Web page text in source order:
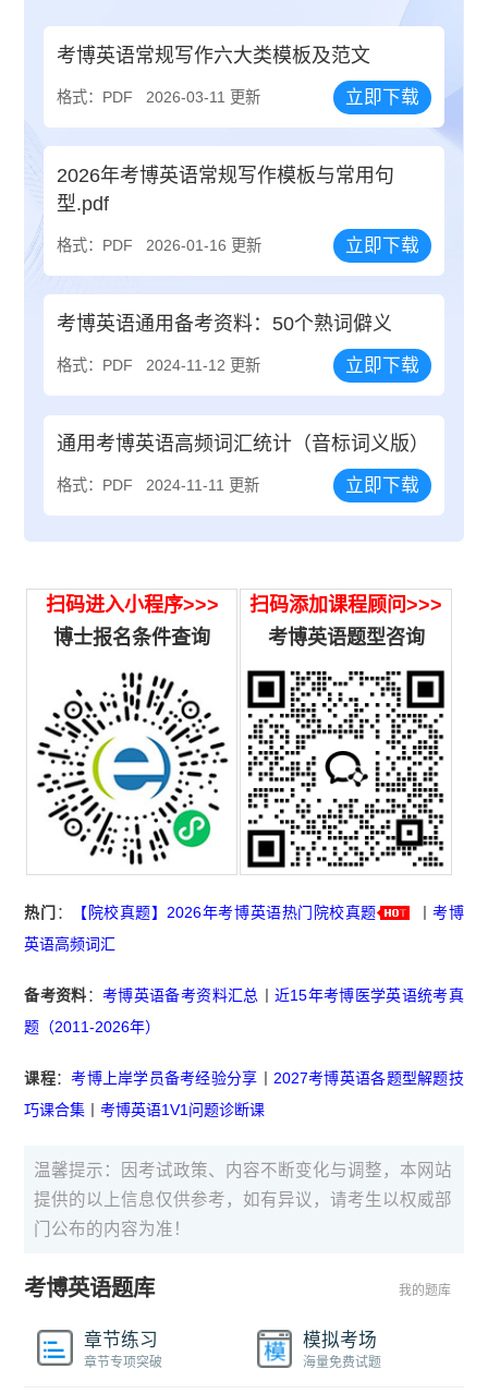
考博英语常规写作六大类模板及范文
格式：PDF 2026-03-11 更新 立即下载
2026年考博英语常规写作模板与常用句
型.pdf
格式：PDF 2026-01-16 更新 立即下载
考博英语通用备考资料：50个熟词僻义
格式：PDF 2024-11-12 更新 立即下载
通用考博英语高频词汇统计（音标词义版）
格式：PDF 2024-11-11 更新 立即下载
扫码进入小程序>>>
博士报名条件查询
扫码添加课程顾问>>>
考博英语题型咨询
热门 ： 【院校真题】2026年考博英语热门院校真题 丨考博
英语高频词汇
备考资料：考博英语备考资料汇总
近15年考博医学英语统考真
题（2011-2026年）
课程：考博上岸学员备考经验分享
2027考博英语各题型解题技
巧课合集 丨考博英语1V1问题诊断课
温馨提示：因考试政策、内容不断变化与调整，本网站
提供的以上信息仅供参考，如有异议，请考生以权威部
门公布的内容为准！
考博英语题库 我的题库
章节练习
章节专项突破
模拟考场
海量免费试题